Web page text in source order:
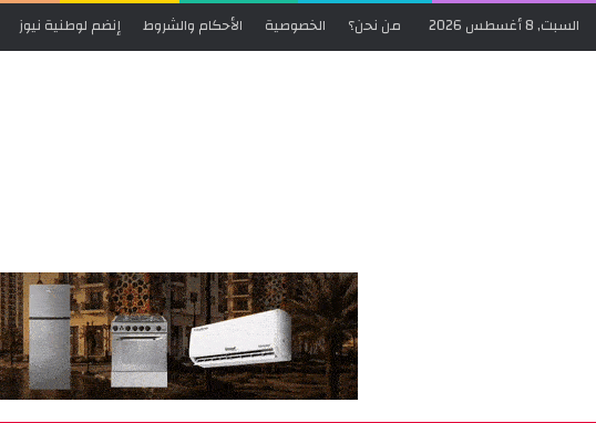
السبت, 8 أغسطس 2026 من نحن؟ الخصوصية الأحكام والشروط إنضم لوطنية نيوز